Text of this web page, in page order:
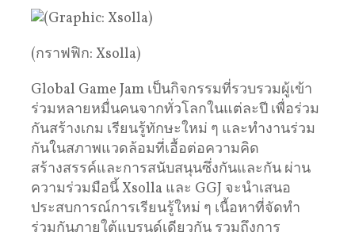
(กราฟฟิก: Xsolla)
Global Game Jam เป็นกิจกรรมที่รวบรวมผู้เข้า
ร่วมหลายหมื่นคนจากทั่วโลกในแต่ละปี เพื่อร่วม
กันสร้างเกม เรียนรู้ทักษะใหม่ ๆ และทำงานร่วม
กันในสภาพแวดล้อมที่เอื้อต่อความคิด
สร้างสรรค์และการสนับสนุนซึ่งกันและกัน ผ่าน
ความร่วมมือนี้ Xsolla และ GGJ จะนำเสนอ
ประสบการณ์การเรียนรู้ใหม่ ๆ เนื้อหาที่จัดทำ